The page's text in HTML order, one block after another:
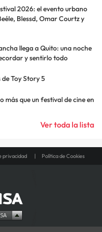
2026: el evento urbano
Blessd, Omar Courtz y
llega a Quito: una noche
y sentirlo todo
Toy Story 5
más que un festival de cine en
Ver toda la lista
privacidad Política de Cookies